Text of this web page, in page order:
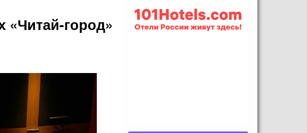
«Читай-город»